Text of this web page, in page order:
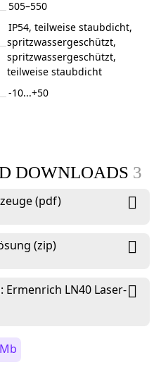
505–550
IP54, teilweise staubdicht,
spritzwassergeschützt,
spritzwassergeschützt,
teilweise staubdicht
-10...+50
DOWNLOADS 3
(pdf)
(zip)
LN40 Laser-